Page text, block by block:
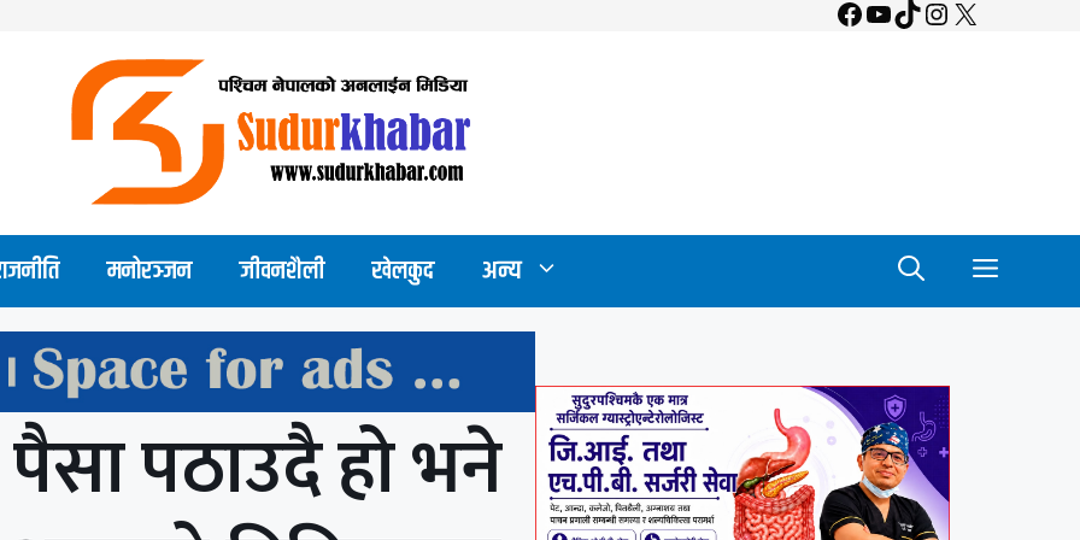
Facebook
YouTube
TikTok
Instagram
X
मनोरञ्जन जीवनशैली खेलकुद अन्य
पठाउदै हो भने